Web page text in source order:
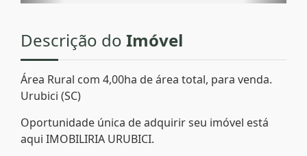
Descrição do Imóvel
Área Rural com 4,00ha de área total, para venda.
Urubici (SC)
Oportunidade única de adquirir seu imóvel está
aqui IMOBILIRIA URUBICI.